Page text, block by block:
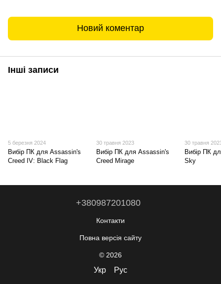
Новий коментар
Інші записи
5 березня 2024
Вибір ПК для Assassin's
Creed IV: Black Flag
30 травня 2023
Вибір ПК для Assassin's
Creed Mirage
30 травня
Вибір ПК
Sky
+380987201080
Контакти
Повна версія сайту
© 2026
Укр Рус